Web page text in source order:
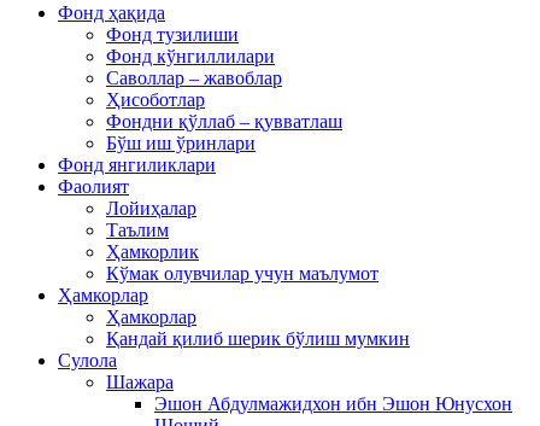
Фонд ҳақида
Фонд тузилиши
Фонд кўнгиллилари
Саволлар – жавоблар
Ҳисоботлар
Фондни қўллаб – қувватлаш
Бўш иш ўринлари
Фонд янгиликлари
Фаолият
Лойиҳалар
Таълим
Ҳамкорлик
Кўмак олувчилар учун маълумот
Ҳамкорлар
Ҳамкорлар
Қандай қилиб шерик бўлиш мумкин
Сулола
Шажара
Эшон Абдулмажидхон ибн Эшон Юнусхон